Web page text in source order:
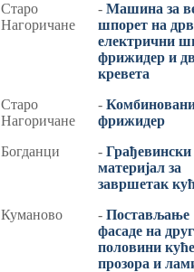
Старо
Нагоричане
- Машина за
шпорет на
електрични
фрижидер и
кревета
Старо
Нагоричане
-
фрижидер
Богданци - Грађевински
материјал за
завршетак
Куманово - Постављање
фасаде на
половини
прозора и